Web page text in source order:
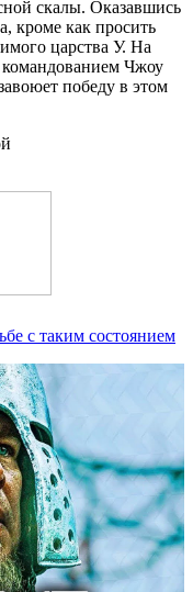
скалы. Оказавшись
кроме как просить
царства У. На
Чжоу
победу в этом
с таким состоянием